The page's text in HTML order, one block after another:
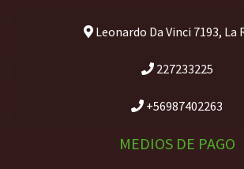
Leonardo Da Vinci 7193, La
227233225
+56987402263
MEDIOS DE PAGO